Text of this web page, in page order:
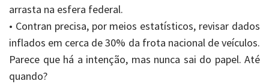
arrasta na esfera federal.
• Contran precisa, por meios estatísticos, revisar dados
inflados em cerca de 30% da frota nacional de veículos.
Parece que há a intenção, mas nunca sai do papel. Até
quando?